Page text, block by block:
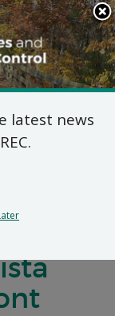
Search
This
Site
un
latest news